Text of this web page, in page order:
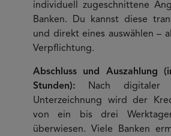
individuell zugeschnittene
Banken. Du kannst diese
und direkt eines auswählen –
Verpflichtung.
Abschluss und Auszahlung
Stunden): Nach digitaler
Unterzeichnung wird der
von ein bis drei
überwiesen. Viele Banken